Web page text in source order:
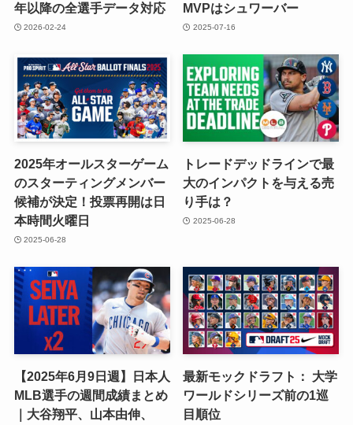
年以降の全選手データ対応
2026-02-24
MVPはシュワーバー
2025-07-16
2025年オールスターゲーム
のスターティングメンバー
候補が決定！投票再開は日
本時間火曜日
2025-06-28
トレードデッドラインで最
大のインパクトを与える売
り手は？
2025-06-28
【2025年6月9日週】日本人
MLB選手の週間成績まとめ
｜大谷翔平、山本由伸、
最新モックドラフト： 大学
ワールドシリーズ前の1巡
目順位